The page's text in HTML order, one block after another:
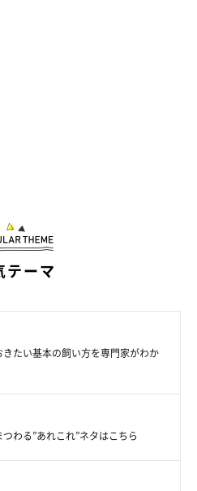
テーマ
たい基本の飼い方を専門家がわか
わる”あれこれ”ネタはこちら